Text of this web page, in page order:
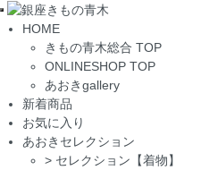
Toggle
navigation
HOME
きもの青木総合 TOP
ONLINESHOP TOP
あおきgallery
新着商品
お気に入り
あおきセレクション
> セレクション【着物】